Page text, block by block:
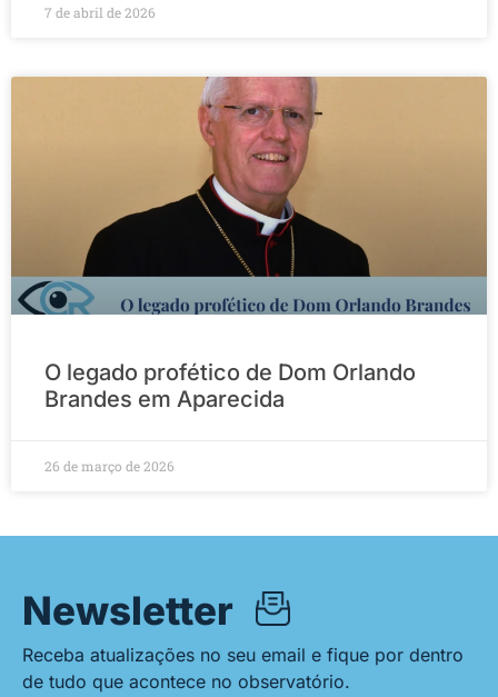
7 de abril de 2026
O legado profético de Dom Orlando
Brandes em Aparecida
26 de março de 2026
Newsletter
Receba atualizações no seu email e fique por dentro
de tudo que acontece no observatório.